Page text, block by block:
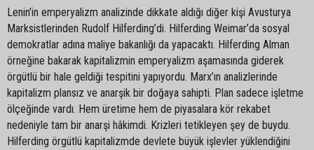
Lenin’in emperyalizm analizinde dikkate aldığı diğer kişi Avusturya
Marksistlerinden Rudolf Hilferding’di. Hilferding Weimar’da sosyal
demokratlar adına maliye bakanlığı da yapacaktı. Hilferding Alman
örneğine bakarak kapitalizmin emperyalizm aşamasında giderek
örgütlü bir hale geldiği tespitini yapıyordu. Marx’ın analizlerinde
kapitalizm plansız ve anarşik bir doğaya sahipti. Plan sadece işletme
ölçeğinde vardı. Hem üretime hem de piyasalara kör rekabet
nedeniyle tam bir anarşi hâkimdi. Krizleri tetikleyen şey de buydu.
Hilferding örgütlü kapitalizmde devlete büyük işlevler yüklendiğini